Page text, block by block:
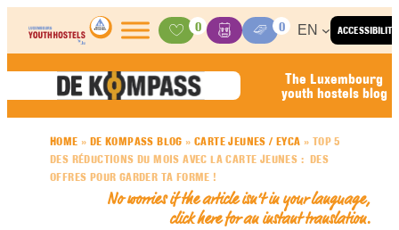
Skip to content
ACCESSIBILITY
Activities
0
BasketMedia Center
0 EN
The Luxembourg
youth hostels blog
HOME » DE KOMPASS BLOG »CARTE JEUNES / EYCA » TOP 5
DES RÉDUCTIONS DU MOIS AVEC LA CARTE JEUNES : DES
OFFRES POUR GARDER TA FORME !
No worries if the article isn’t in your language,
click here for an instant translation.